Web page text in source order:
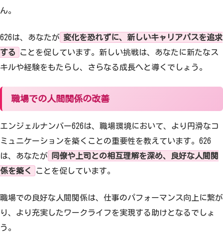
ん。
626は、あなたが 変化を恐れずに、新しいキャリアパスを追求
する
ことを促しています。新しい挑戦は、あなたに新たなス
キルや経験をもたらし、さらなる成長へと導くでしょう。
職場での人間関係の改善
エンジェルナンバー626は、職場環境において、より円滑なコ
ミュニケーションを築くことの重要性を教えています。626
は、あなたが
同僚や上司との相互理解を深め、良好な人間関
係を築く
ことを促しています。
職場での良好な人間関係は、仕事のパフォーマンス向上に繋が
り、より充実したワークライフを実現する助けとなるでしょ
う。